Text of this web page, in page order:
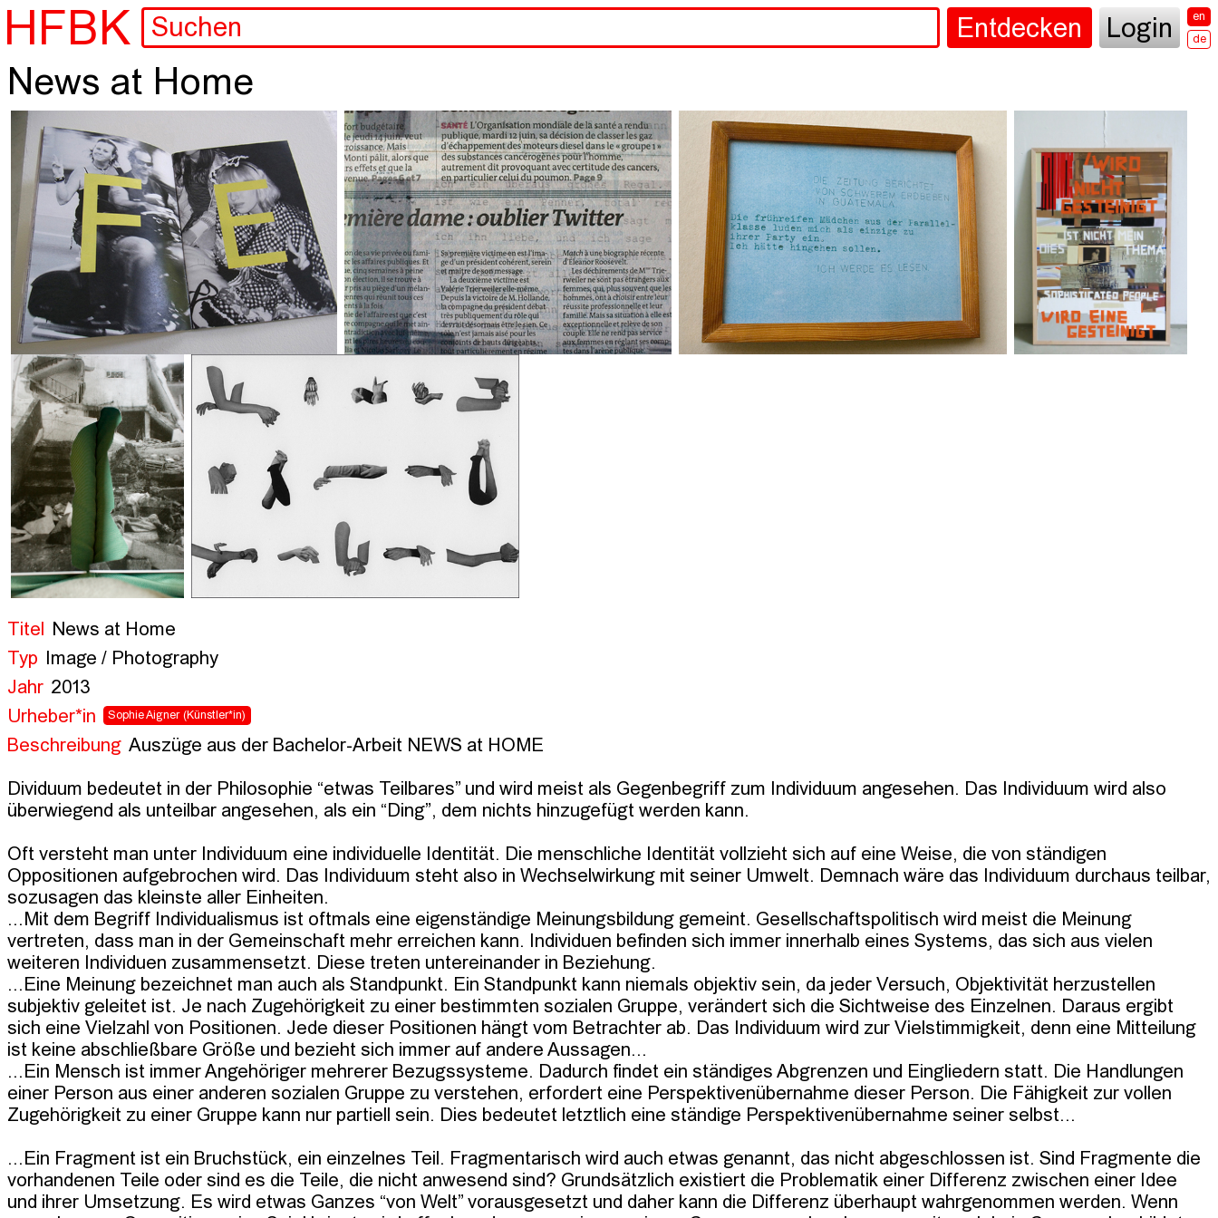
HFBK Entdecken Login
en
de
News at Home
Titel
News at Home
Typ
Image / Photography
Jahr 2013
Urheber*in
Sophie Aigner (Künstler*in)
Beschreibung Auszüge aus der Bachelor-Arbeit NEWS at HOME
Dividuum bedeutet in der Philosophie “etwas Teilbares” und wird meist als Gegenbegriff zum Individuum angesehen. Das Individuum wird also
überwiegend als unteilbar angesehen, als ein “Ding”, dem nichts hinzugefügt werden kann.
Oft versteht man unter Individuum eine individuelle Identität. Die menschliche Identität vollzieht sich auf eine Weise, die von ständigen
Oppositionen aufgebrochen wird. Das Individuum steht also in Wechselwirkung mit seiner Umwelt. Demnach wäre das Individuum durchaus teilbar,
sozusagen das kleinste aller Einheiten.
...Mit dem Begriff Individualismus ist oftmals eine eigenständige Meinungsbildung gemeint. Gesellschaftspolitisch wird meist die Meinung
vertreten, dass man in der Gemeinschaft mehr erreichen kann. Individuen befinden sich immer innerhalb eines Systems, das sich aus vielen
weiteren Individuen zusammensetzt. Diese treten untereinander in Beziehung.
...Eine Meinung bezeichnet man auch als Standpunkt. Ein Standpunkt kann niemals objektiv sein, da jeder Versuch, Objektivität herzustellen
subjektiv geleitet ist. Je nach Zugehörigkeit zu einer bestimmten sozialen Gruppe, verändert sich die Sichtweise des Einzelnen. Daraus ergibt
sich eine Vielzahl von Positionen. Jede dieser Positionen hängt vom Betrachter ab. Das Individuum wird zur Vielstimmigkeit, denn eine Mitteilung
ist keine abschließbare Größe und bezieht sich immer auf andere Aussagen...
...Ein Mensch ist immer Angehöriger mehrerer Bezugssysteme. Dadurch findet ein ständiges Abgrenzen und Eingliedern statt. Die Handlungen
einer Person aus einer anderen sozialen Gruppe zu verstehen, erfordert eine Perspektivenübernahme dieser Person. Die Fähigkeit zur vollen
Zugehörigkeit zu einer Gruppe kann nur partiell sein. Dies bedeutet letztlich eine ständige Perspektivenübernahme seiner selbst...
...Ein Fragment ist ein Bruchstück, ein einzelnes Teil. Fragmentarisch wird auch etwas genannt, das nicht abgeschlossen ist. Sind Fragmente die
vorhandenen Teile oder sind es die Teile, die nicht anwesend sind? Grundsätzlich existiert die Problematik einer Differenz zwischen einer Idee
und ihrer Umsetzung. Es wird etwas Ganzes “von Welt” vorausgesetzt und daher kann die Differenz überhaupt wahrgenommen werden. Wenn